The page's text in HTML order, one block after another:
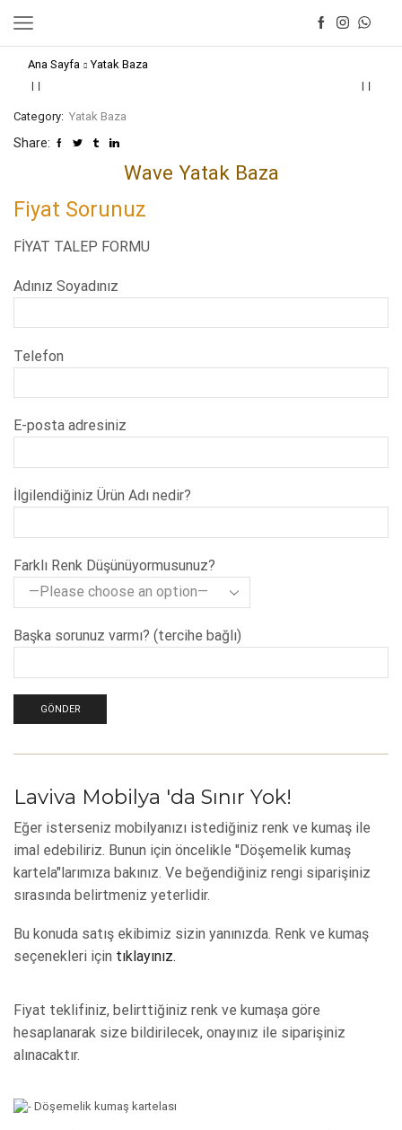
Ana Sayfa Yatak Baza
Category: Yatak Baza
Share:
Wave Yatak Baza
Fiyat Sorunuz
FİYAT TALEP FORMU
Adınız Soyadınız
Telefon
E-posta adresiniz
İlgilendiğiniz Ürün Adı nedir?
Farklı Renk Düşünüyormusunuz?
Başka sorunuz varmı? (tercihe bağlı)
Laviva Mobilya 'da Sınır Yok!
Eğer isterseniz mobilyanızı istediğiniz renk ve kumaş ile
imal edebiliriz. Bunun için öncelikle "Döşemelik kumaş
kartela"larımıza bakınız. Ve beğendiğiniz rengi siparişiniz
sırasında belirtmeniz yeterlidir.
Bu konuda satış ekibimiz sizin yanınızda. Renk ve kumaş
seçenekleri için tıklayınız.
Fiyat teklifiniz, belirttiğiniz renk ve kumaşa göre
hesaplanarak size bildirilecek, onayınız ile siparişiniz
alınacaktır.